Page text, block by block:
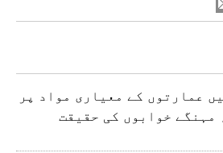
عمارتوں کے معیاری مواد پر
مہنگے خوابوں کی حقیقت